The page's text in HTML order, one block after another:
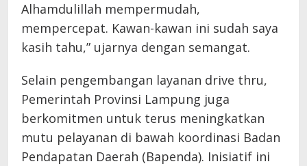
Alhamdulillah mempermudah,
mempercepat. Kawan-kawan ini sudah saya
kasih tahu,” ujarnya dengan semangat.
Selain pengembangan layanan drive thru,
Pemerintah Provinsi Lampung juga
berkomitmen untuk terus meningkatkan
mutu pelayanan di bawah koordinasi Badan
Pendapatan Daerah (Bapenda). Inisiatif ini